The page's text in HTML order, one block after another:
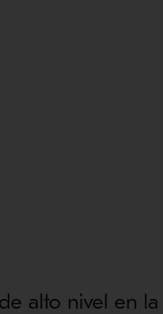
alto nivel en